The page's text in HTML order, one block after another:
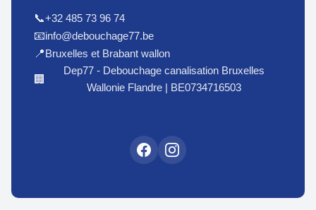
📞+32 485 73 96 74
📧info@debouchage77.be
📍Bruxelles et Brabant wallon
🏢
Dep77 - Debouchage canalisation Bruxelles
Wallonie Flandre | BE0734716503